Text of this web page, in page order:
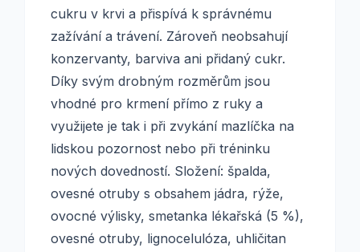
cukru v krvi a přispívá k správnému
zažívání a trávení. Zároveň neobsahují
konzervanty, barviva ani přidaný cukr.
Díky svým drobným rozměrům jsou
vhodné pro krmení přímo z ruky a
využijete je tak i při zvykání mazlíčka na
lidskou pozornost nebo při tréninku
nových dovedností. Složení: špalda,
ovesné otruby s obsahem jádra, rýže,
ovocné výlisky, smetanka lékařská (5 %),
ovesné otruby, lignocelulóza, uhličitan